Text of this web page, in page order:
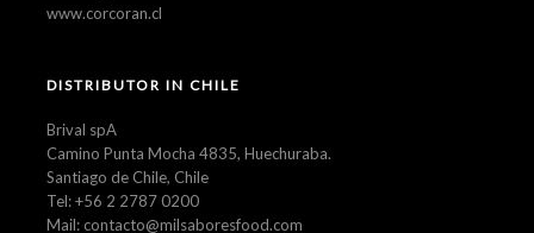
www.corcoran.cl
DISTRIBUTOR IN CHILE
Brival spA
Camino Punta Mocha 4835, Huechuraba.
Santiago de Chile, Chile
Tel: +56 2 2787 0200
Mail: contacto@milsaboresfood.com